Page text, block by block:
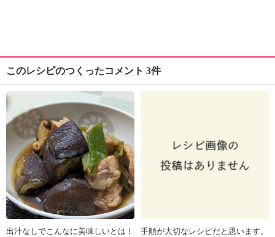
このレシピのつくったコメント 3件
出汁なしでこんなに美味しいとは！
手順が大切なレシピだと思います。